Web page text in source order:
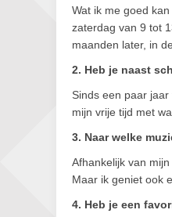
Wat ik me goed
zaterdag van 9 tot
maanden later, in
2. Heb je naast
Sinds een paar jaar
mijn vrije tijd met
3. Naar welke
Afhankelijk van
Maar ik geniet ook
4. Heb je een